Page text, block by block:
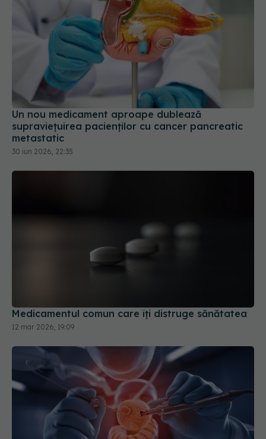
Un nou medicament aproape dublează
supraviețuirea pacienților cu cancer pancreatic
metastatic
30 iun 2026, 22:35